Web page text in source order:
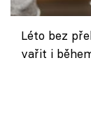
Léto bez
vařit i